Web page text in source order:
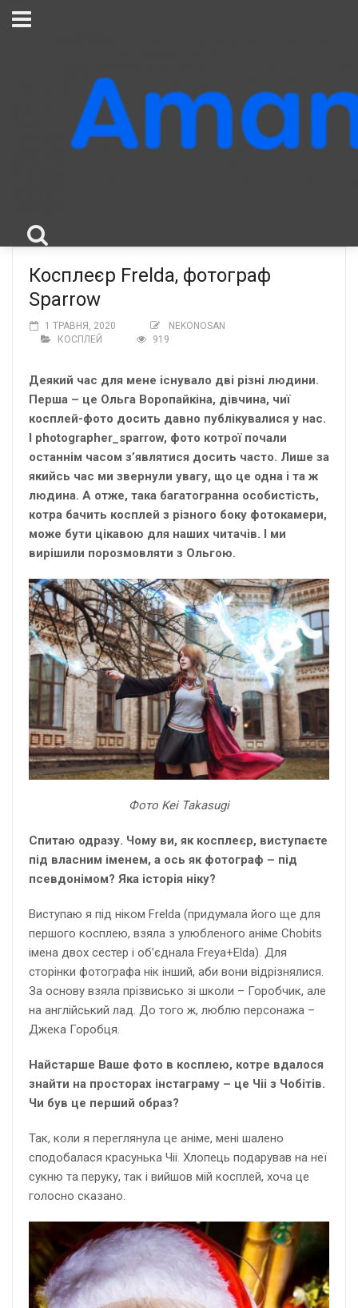
Косплеєр Frelda, фотограф
Sparrow
1 ТРАВНЯ, 2020
NEKONOSAN
КОСПЛЕЙ
919
Деякий час для мене існувало дві різні людини.
Перша – це Ольга Воропайкіна, дівчина, чиї
косплей-фото досить давно публікувалися у нас.
І photographer_sparrow, фото котрої почали
останнім часом з’являтися досить часто. Лише за
якийсь час ми звернули увагу, що це одна і та ж
людина. А отже, така багатогранна особистість,
котра бачить косплей з різного боку фотокамери,
може бути цікавою для наших читачів. І ми
вирішили порозмовляти з Ольгою.
Фото KeiTakasugi
Спитаю одразу. Чому ви, як косплеєр, виступаєте
під власним іменем, а ось як фотограф – під
псевдонімом? Яка історія ніку?
Виступаю я під ніком Frelda (придумала його ще для
першого косплею, взяла з улюбленого аніме Chobits
імена двох сестер і об’єднала Freya+Elda). Для
сторінки фотографа нік інший, аби вони відрізнялися.
За основу взяла прізвисько зі школи – Горобчик, але
на англійський лад. До того ж, люблю персонажа –
Джека Горобця.
Найстарше Ваше фото в косплею, котре вдалося
знайти на просторах інстаграму – це Чіі з Чобітів.
Чи був це перший образ?
Так, коли я переглянула це аніме, мені шалено
сподобалася красунька Чіі. Хлопець подарував на неї
сукню та перуку, так і вийшов мій косплей, хоча це
голосно сказано.